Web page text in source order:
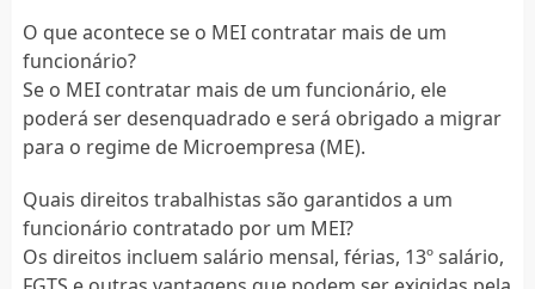
O que acontece se o MEI contratar mais de um
funcionário?
Se o MEI contratar mais de um funcionário, ele
poderá ser desenquadrado e será obrigado a migrar
para o regime de Microempresa (ME).
Quais direitos trabalhistas são garantidos a um
funcionário contratado por um MEI?
Os direitos incluem salário mensal, férias, 13º salário,